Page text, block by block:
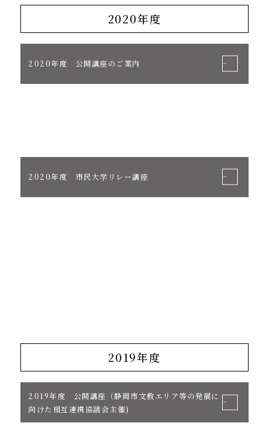
2020年度
2020年度 公開講座のご案内
2020年度 市民大学リレー講座
2019年度
2019年度 公開講座（静岡市文教エリア等の発展に
向けた相互連携協議会主催)